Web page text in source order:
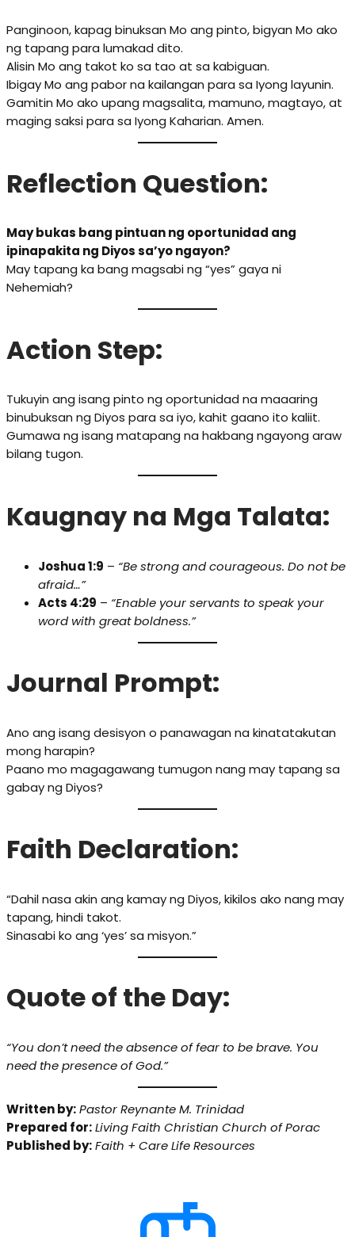
Panginoon, kapag binuksan Mo ang pinto, bigyan Mo ako
ng tapang para lumakad dito.
Alisin Mo ang takot ko sa tao at sa kabiguan.
Ibigay Mo ang pabor na kailangan para sa Iyong layunin.
Gamitin Mo ako upang magsalita, mamuno, magtayo, at
maging saksi para sa Iyong Kaharian. Amen.
Reflection Question:
May bukas bang pintuan ng oportunidad ang
ipinapakita ng Diyos sa’yo ngayon?
May tapang ka bang magsabi ng “yes” gaya ni
Nehemiah?
Action Step:
Tukuyin ang isang pinto ng oportunidad na maaaring
binubuksan ng Diyos para sa iyo, kahit gaano ito kaliit.
Gumawa ng isang matapang na hakbang ngayong araw
bilang tugon.
Kaugnay na Mga Talata:
Joshua 1:9 – “Be strong and courageous. Do not be
afraid…”
Acts 4:29 – “Enable your servants to speak your
word with great boldness.”
Journal Prompt:
Ano ang isang desisyon o panawagan na kinatatakutan
mong harapin?
Paano mo magagawang tumugon nang may tapang sa
gabay ng Diyos?
Faith Declaration:
“Dahil nasa akin ang kamay ng Diyos, kikilos ako nang may
tapang, hindi takot.
Sinasabi ko ang ‘yes’ sa misyon.”
Quote of the Day:
“You don’t need the absence of fear to be brave. You
need the presence of God.”
Written by:Pastor Reynante M. Trinidad
Prepared for:Living Faith Christian Church of Porac
Published by:Faith + Care Life Resources